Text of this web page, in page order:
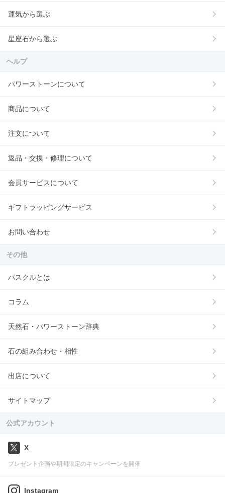
運気から選ぶ
星座石から選ぶ
ヘルプ
パワーストーンについて
商品について
注文について
返品・交換・修理について
会員サービスについて
ギフトラッピングサービス
お問い合わせ
その他
パスクルとは
コラム
天然石・パワーストーン辞典
石の組み合わせ・相性
出店について
サイトマップ
公式アカウント
X
プレゼント企画や期間限定のキャンペーンを開催
Instagram